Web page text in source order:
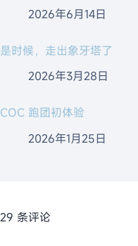
2026年6月14日
是时候，走出象牙塔了
2026年3月28日
COC 跑团初体验
2026年1月25日
29 条评论